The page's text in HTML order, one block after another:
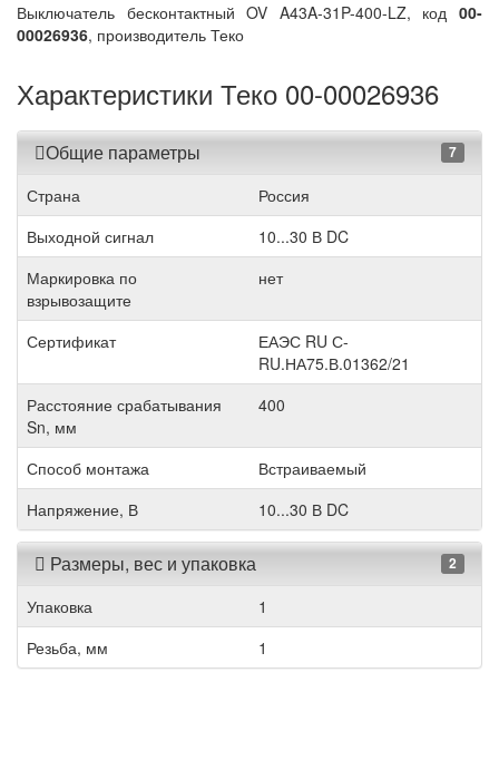
Выключатель бесконтактный OV A43A-31P-400-LZ, код 00-
00026936, производитель Теко
Характеристики Теко 00-00026936
Общие параметры 7
Страна
Россия
Выходной сигнал
10...30 В DC
Маркировка по
взрывозащите
нет
Сертификат
ЕАЭС RU С-
RU.НА75.В.01362/21
Расстояние срабатывания
Sn, мм
400
Способ монтажа
Встраиваемый
Напряжение, В
10...30 В DC
Размеры, вес и упаковка 2
Упаковка
1
Резьба, мм
1